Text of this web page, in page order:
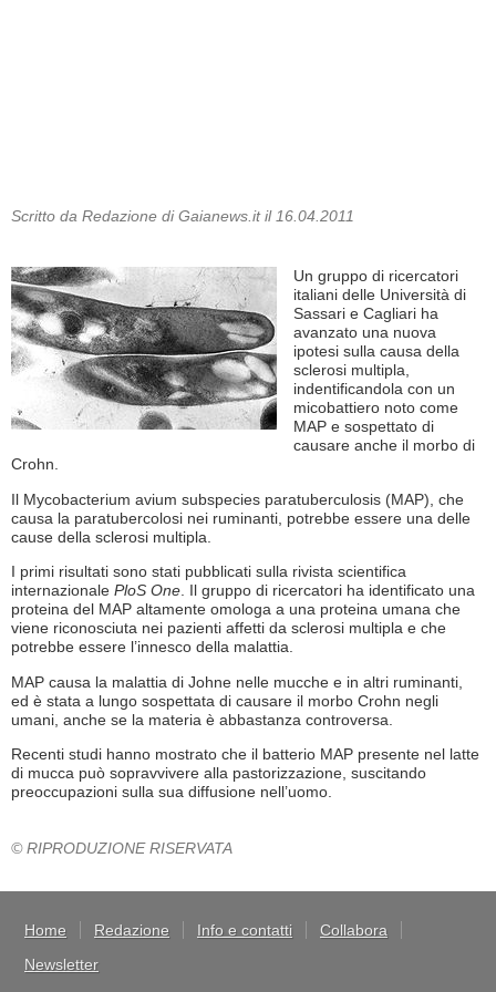
Scritto da Redazione di Gaianews.it il 16.04.2011
Un gruppo di ricercatori
italiani delle Università di
Sassari e Cagliari ha
avanzato una nuova
ipotesi sulla causa della
sclerosi multipla,
indentificandola con un
micobattiero noto come
MAP e sospettato di
causare anche il morbo di
Crohn.
Il Mycobacterium avium subspecies paratuberculosis (MAP), che
causa la paratubercolosi nei ruminanti, potrebbe essere una delle
cause della sclerosi multipla.
I primi risultati sono stati pubblicati sulla rivista scientifica
internazionale PloS One . Il gruppo di ricercatori ha identificato una
proteina del MAP altamente omologa a una proteina umana che
viene riconosciuta nei pazienti affetti da sclerosi multipla e che
potrebbe essere l’innesco della malattia.
MAP causa la malattia di Johne nelle mucche e in altri ruminanti,
ed è stata a lungo sospettata di causare il morbo Crohn negli
umani, anche se la materia è abbastanza controversa.
Recenti studi hanno mostrato che il batterio MAP presente nel latte
di mucca può sopravvivere alla pastorizzazione, suscitando
preoccupazioni sulla sua diffusione nell’uomo.
© RIPRODUZIONE RISERVATA
Home Redazione Info e contatti
Collabora
Newsletter